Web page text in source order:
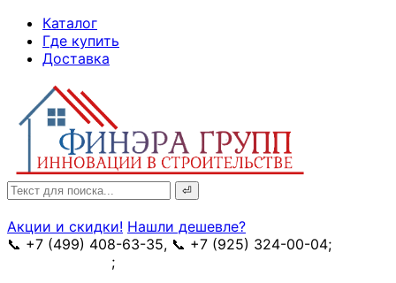
Skip
Content
Каталог
Где купить
Доставка
Search
for:
Акции и скидки! Нашли дешевле?
📞 +7 (499) 408-63-35, 📞 +7 (925) 324-00-04;
;